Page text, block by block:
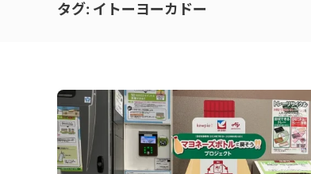
タグ: イトーヨーカドー